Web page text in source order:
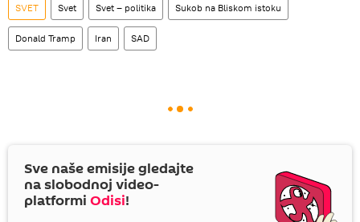
SVET Svet Svet – politika Sukob na Bliskom istoku
Donald Tramp Iran SAD
Sve naše emisije gledajte
na slobodnoj video-
platformi Odisi!